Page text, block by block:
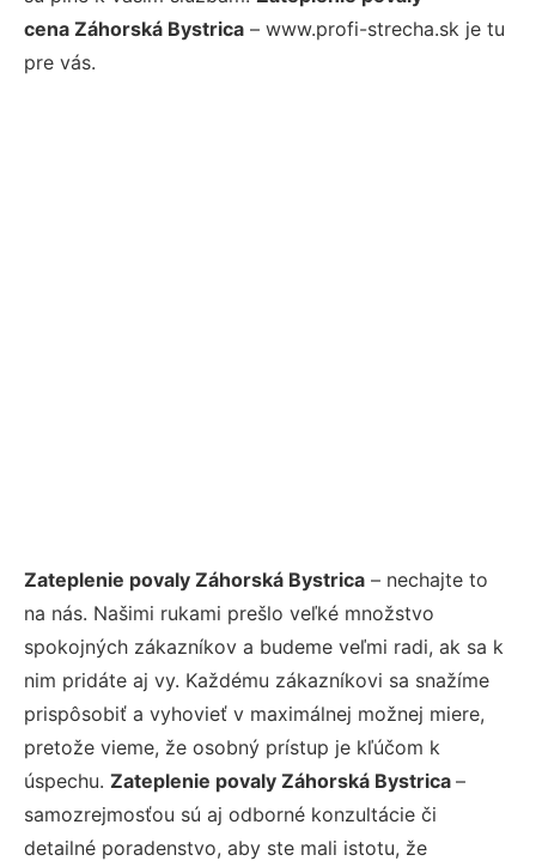
cena Záhorská Bystrica – www.profi-strecha.sk je tu
pre vás.
Zateplenie povaly Záhorská Bystrica – nechajte to
na nás. Našimi rukami prešlo veľké množstvo
spokojných zákazníkov a budeme veľmi radi, ak sa k
nim pridáte aj vy. Každému zákazníkovi sa snažíme
prispôsobiť a vyhovieť v maximálnej možnej miere,
pretože vieme, že osobný prístup je kľúčom k
úspechu. Zateplenie povaly Záhorská Bystrica –
samozrejmosťou sú aj odborné konzultácie či
detailné poradenstvo, aby ste mali istotu, že